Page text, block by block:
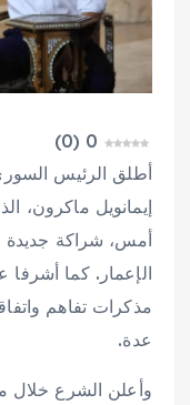
0
(
0
)
أطلق الرئيس
إيمانويل ماكرون،
أمس، شراكة جديدة
الإعمار. كما
مذكرات تفاهم
عدة.
وأعلن الشرع